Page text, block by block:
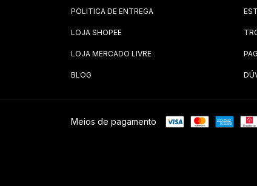
POLITICA DE ENTREGA
LOJA SHOPEE
LOJA MERCADO LIVRE
BLOG
Meios de pagamento